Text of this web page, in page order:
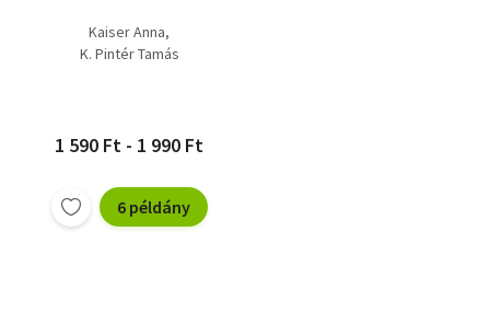
Kaiser Anna
K. Pintér Tamás
1 590 Ft - 1 990 Ft
6 példány